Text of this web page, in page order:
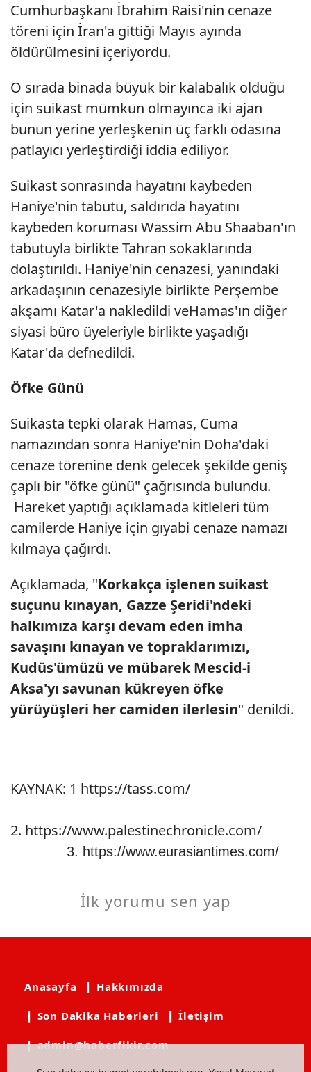
Cumhurbaşkanı İbrahim Raisi'nin cenaze
töreni için İran'a gittiği Mayıs ayında
öldürülmesini içeriyordu.
O sırada binada büyük bir kalabalık olduğu
için suikast mümkün olmayınca iki ajan
bunun yerine yerleşkenin üç farklı odasına
patlayıcı yerleştirdiği iddia ediliyor.
Suikast sonrasında hayatını kaybeden
Haniye'nin tabutu, saldırıda hayatını
kaybeden koruması Wassim Abu Shaaban'ın
tabutuyla birlikte Tahran sokaklarında
dolaştırıldı. Haniye'nin cenazesi, yanındaki
arkadaşının cenazesiyle birlikte Perşembe
akşamı Katar'a nakledildi veHamas'ın diğer
siyasi büro üyeleriyle birlikte yaşadığı
Katar'da defnedildi.
Öfke Günü
Suikasta tepki olarak Hamas, Cuma
namazından sonra Haniye'nin Doha'daki
cenaze törenine denk gelecek şekilde geniş
çaplı bir "öfke günü" çağrısında bulundu.
Hareket yaptığı açıklamada kitleleri tüm
camilerde Haniye için gıyabi cenaze namazı
kılmaya çağırdı.
Açıklamada, "Korkakça işlenen suikast
suçunu kınayan, Gazze Şeridi'ndeki
halkımıza karşı devam eden imha
savaşını kınayan ve topraklarımızı,
Kudüs'ümüzü ve mübarek Mescid-i
Aksa'yı savunan kükreyen öfke
yürüyüşleri her camiden ilerlesin" denildi.
KAYNAK: 1 https://tass.com/
2. https://www.palestinechronicle.com/
3. https://www.eurasiantimes.com/
İlk yorumu sen yap
Anasayfa ❙ Hakkımızda
❙ Son Dakika Haberleri ❙ İletişim
❙ admin@haberfikir.com